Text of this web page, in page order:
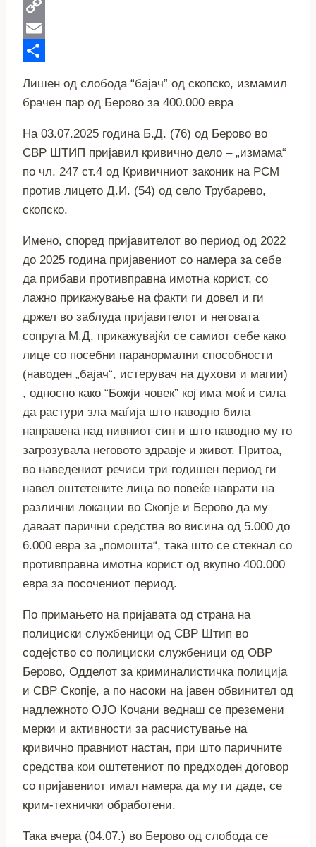
WhatsApp
Copy
Link
Email
Лишен од слобода “бајач” од скопско, измамил
брачен пар од Берово за 400.000 евра
На 03.07.2025 година Б.Д. (76) од Берово во
СВР ШТИП пријавил кривично дело – „измама“
по чл. 247 ст.4 од Кривичниот законик на РСМ
против лицето Д.И. (54) од село Трубарево,
скопско.
Имено, според пријавителот во период од 2022
до 2025 година пријавениот со намера за себе
да прибави противправна имотна корист, со
лажно прикажување на факти ги довел и ги
држел во заблуда пријавителот и неговата
сопруга М.Д. прикажувајќи се самиот себе како
лице со посебни паранормални способности
(наводен „бајач“, истерувач на духови и магии)
, односно како “Божји човек” кој има моќ и сила
да растури зла маѓија што наводно била
направена над нивниот син и што наводно му го
загрозувала неговото здравје и живот. Притоа,
во наведениот речиси три годишен период ги
навел оштетените лица во повеќе наврати на
различни локации во Скопје и Берово да му
даваат парични средства во висина од 5.000 до
6.000 евра за „помошта“, така што се стекнал со
противправна имотна корист од вкупно 400.000
евра за посочениот период.
По примањето на пријавата од страна на
полициски службеници од СВР Штип во
содејство со полициски службеници од ОВР
Берово, Одделот за криминалистичка полиција
и СВР Скопје, а по насоки на јавен обвинител од
надлежното ОЈО Кочани веднаш се преземени
мерки и активности за расчистување на
кривично правниот настан, при што паричните
средства кои оштетениот по предходен договор
со пријавениот имал намера да му ги даде, се
крим-технички обработени.
Така вчера (04.07.) во Берово од слобода се